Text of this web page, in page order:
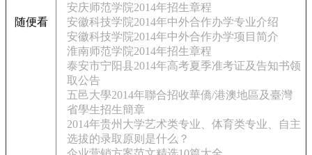
随便看
安庆师范学院2014年招生章程
安徽科技学院2014年中外合作办学专业介绍
安徽科技学院2014年中外合作办学项目简介
淮南师范学院2014年招生章程
泰安市宁阳县2014年高考夏季准考证及告知书领
取公告
五邑大學2014年聯合招收華僑/港澳地區及臺灣
省學生招生簡章
2014年贵州大学艺术类专业、体育类专业、自主
选拔的录取原则是什么？